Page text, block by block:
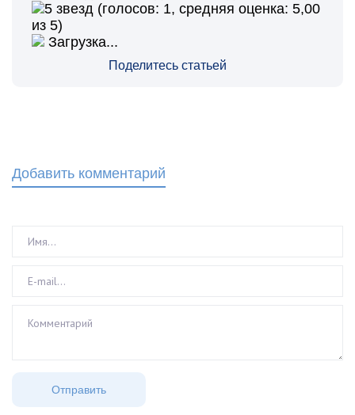
Поделитесь статьей
(голосов: 1, средняя оценка: 5,00
из 5)
Загрузка...
Добавить комментарий